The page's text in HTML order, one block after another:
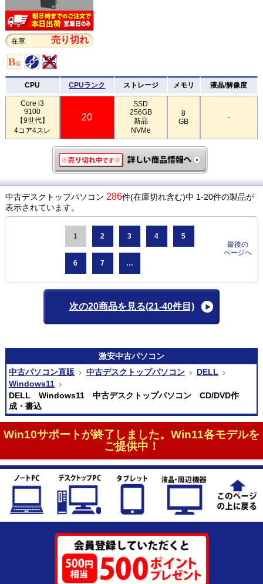
在庫 売り切れ
CPU CPUランク ストレージ メモリ 液晶/解像度
Core i3
9100
【9世代】
4コア4スレ
20
SSD
256GB
新品
NVMe
8
GB
-
中古デスクトップパソコン 286件(在庫切れ含む)中 1-20件の製品が
表示されています。
1 2 3 4 5
6 7 …
最後の
ページへ
次の20商品を見る(21-40件目)
激安中古パソコン
中古パソコン直販
中古デスクトップパソコン
DELL
Windows11
DELL Windows11 中古デスクトップパソコン CD/DVD作
成・書込
Win10サポートが終了しました。Win11各モデルを
ご提供中！